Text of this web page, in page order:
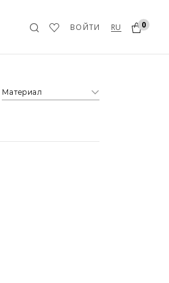
ВОЙТИ RU 0
Материал